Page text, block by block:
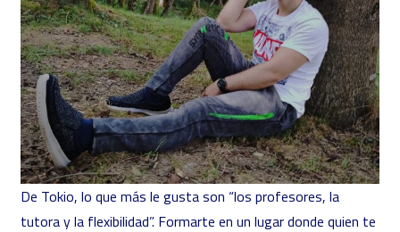
De Tokio, lo que más le gusta son “los profesores, la
tutora y la flexibilidad”. Formarte en un lugar donde quien te